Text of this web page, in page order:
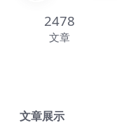
2478
文章
文章展示